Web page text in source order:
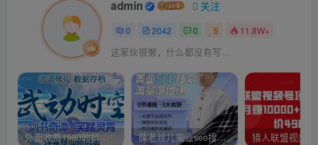
admin 关注
0 2042 0 5 11.8W+
这家伙很懒，什么都没有写...
外面收费1980的抖音武动时空直播项目，无需真人出镜，实时互动直播【软件+详细教程】 薛老丝儿美业seo搜索流量落地课，一周暴涨20w粉丝，全干货讲解